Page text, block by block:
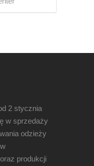
2 stycznia
w sprzedaży
odzieży
produkcji